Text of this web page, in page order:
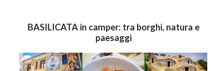
BASILICATA in camper: tra borghi, natura e
paesaggi